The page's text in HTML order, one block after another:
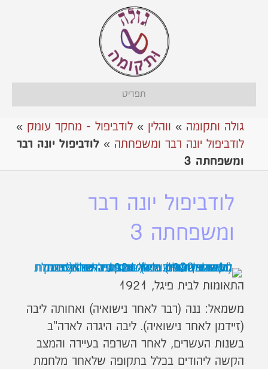
תפריט
גולה ותקומה » ווהלין » לודביפול - מחקר עומק »
לודביפול יונה רבר ומשפחתה » לודביפול יונה רבר
ומשפחתה 3
לודביפול יונה רבר
ומשפחתה 3
התאומות לבית פיגל, 1921
משמאל: ננה (רבר לאחר נישואיה) ואחותה ליבה
(זיידמן לאחר נישואיה). ליבה היגרה לארה"ב
בשנות העשרים, לאחר השרפה בעיירה והמצב
הקשה ליהודים בכלל בתקופה שלאחר מלחמת